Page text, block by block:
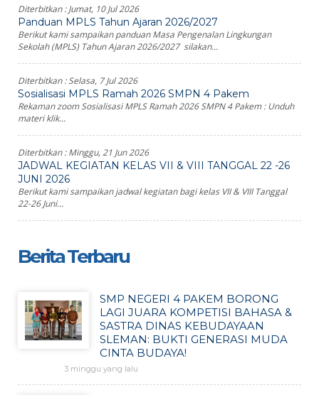
Diterbitkan :Jumat, 10 Jul 2026
Panduan MPLS Tahun Ajaran 2026/2027
Berikut kami sampaikan panduan Masa Pengenalan Lingkungan
Sekolah (MPLS) Tahun Ajaran 2026/2027 silakan...
Diterbitkan :Selasa, 7 Jul 2026
Sosialisasi MPLS Ramah 2026 SMPN 4 Pakem
Rekaman zoom Sosialisasi MPLS Ramah 2026 SMPN 4 Pakem : Unduh
materi klik...
Diterbitkan :Minggu, 21 Jun 2026
JADWAL KEGIATAN KELAS VII & VIII TANGGAL 22 -26
JUNI 2026
Berikut kami sampaikan jadwal kegiatan bagi kelas VII & VIII Tanggal
22-26 Juni...
Berita Terbaru
SMP NEGERI 4 PAKEM BORONG
LAGI JUARA KOMPETISI BAHASA &
SASTRA DINAS KEBUDAYAAN
SLEMAN: BUKTI GENERASI MUDA
CINTA BUDAYA!
3 minggu yang lalu